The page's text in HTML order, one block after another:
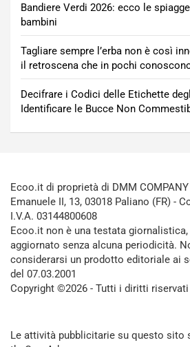
Bandiere Verdi 2026: ecco le
bambini
Tagliare sempre l’erba non è così
il retroscena che in pochi
Decifrare i Codici delle Etichette
Identificare le Bucce Non
Ecoo.it di proprietà di DMM
Emanuele II, 13, 03018 Paliano (FR) -
I.V.A. 03144800608
Ecoo.it non è una testata
aggiornato senza alcuna periodicità.
considerarsi un prodotto editoriale ai
del 07.03.2001
Copyright ©2026 - Tutti i diritti riservati
Le attività pubblicitarie su questo sito